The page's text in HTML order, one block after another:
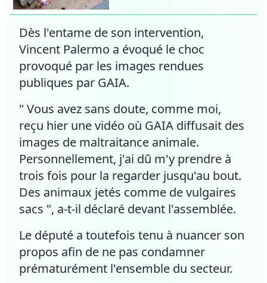
Dès l'entame de son intervention,
Vincent Palermo a évoqué le choc
provoqué par les images rendues
publiques par GAIA.
" Vous avez sans doute, comme moi,
reçu hier une vidéo où GAIA diffusait des
images de maltraitance animale.
Personnellement, j'ai dû m'y prendre à
trois fois pour la regarder jusqu'au bout.
Des animaux jetés comme de vulgaires
sacs ", a-t-il déclaré devant l'assemblée.
Le député a toutefois tenu à nuancer son
propos afin de ne pas condamner
prématurément l'ensemble du secteur.